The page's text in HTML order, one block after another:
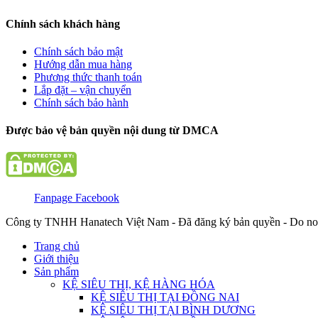
Chính sách khách hàng
Chính sách bảo mật
Hướng dẫn mua hàng
Phương thức thanh toán
Lắp đặt – vận chuyển
Chính sách bảo hành
Được bảo vệ bản quyền nội dung từ DMCA
Fanpage Facebook
Công ty TNHH Hanatech Việt Nam - Đã đăng ký bản quyền - Do
Trang chủ
Giới thiệu
Sản phẩm
KỆ SIÊU THỊ, KỆ HÀNG HÓA
KỆ SIÊU THỊ TẠI ĐỒNG NAI
KỆ SIÊU THỊ TẠI BÌNH DƯƠNG